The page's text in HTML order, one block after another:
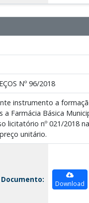
Nº 96/2018
instrumento a
Farmácia Básica
licitatório nº 021/2018
unitário.
Documento: Download